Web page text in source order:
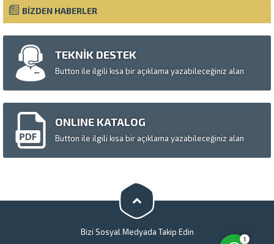
BİZDEN HABERLER
TEKNİK DESTEK
Button ile ilgili kısa bir açıklama yazabileceğiniz alan
ONLINE KATALOG
Button ile ilgili kısa bir açıklama yazabileceğiniz alan
Bizi Sosyal Medyada Takip Edin
Cevap Yaz
1